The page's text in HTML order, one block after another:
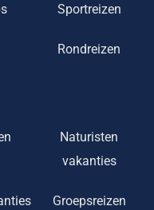
Sportreizen
Rondreizen
Naturisten
vakanties
Groepsreizen